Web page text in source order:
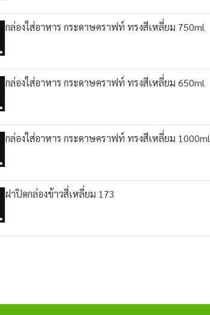
กล่องใส่อาหาร กระดาษคราฟท์ ทรงสีเหลี่ยม 750ml
กล่องใส่อาหาร กระดาษคราฟท์ ทรงสีเหลี่ยม 650ml
กล่องใส่อาหาร กระดาษคราฟท์ ทรงสีเหลี่ยม 1000ml
ฝาปิดกล่องข้าวสี่เหลี่ยม 173